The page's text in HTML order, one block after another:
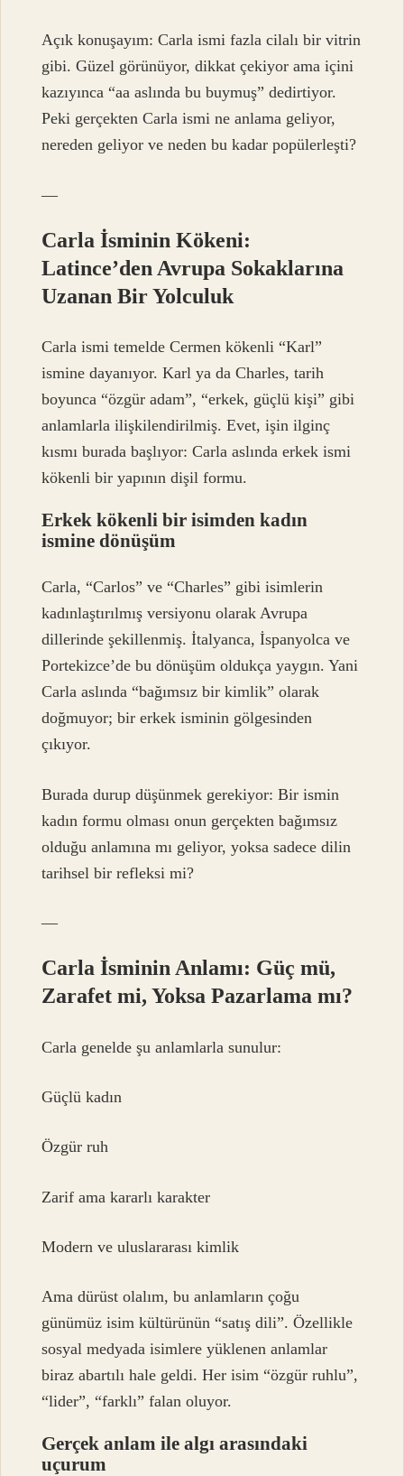
Açık konuşayım: Carla ismi fazla cilalı bir vitrin
gibi. Güzel görünüyor, dikkat çekiyor ama içini
kazıyınca “aa aslında bu buymuş” dedirtiyor.
Peki gerçekten Carla ismi ne anlama geliyor,
nereden geliyor ve neden bu kadar popülerleşti?
—
Carla İsminin Kökeni:
Latince’den Avrupa Sokaklarına
Uzanan Bir Yolculuk
Carla ismi temelde Cermen kökenli “Karl”
ismine dayanıyor. Karl ya da Charles, tarih
boyunca “özgür adam”, “erkek, güçlü kişi” gibi
anlamlarla ilişkilendirilmiş. Evet, işin ilginç
kısmı burada başlıyor: Carla aslında erkek ismi
kökenli bir yapının dişil formu.
Erkek kökenli bir isimden kadın
ismine dönüşüm
Carla, “Carlos” ve “Charles” gibi isimlerin
kadınlaştırılmış versiyonu olarak Avrupa
dillerinde şekillenmiş. İtalyanca, İspanyolca ve
Portekizce’de bu dönüşüm oldukça yaygın. Yani
Carla aslında “bağımsız bir kimlik” olarak
doğmuyor; bir erkek isminin gölgesinden
çıkıyor.
Burada durup düşünmek gerekiyor: Bir ismin
kadın formu olması onun gerçekten bağımsız
olduğu anlamına mı geliyor, yoksa sadece dilin
tarihsel bir refleksi mi?
—
Carla İsminin Anlamı: Güç mü,
Zarafet mi, Yoksa Pazarlama mı?
Carla genelde şu anlamlarla sunulur:
Güçlü kadın
Özgür ruh
Zarif ama kararlı karakter
Modern ve uluslararası kimlik
Ama dürüst olalım, bu anlamların çoğu
günümüz isim kültürünün “satış dili”. Özellikle
sosyal medyada isimlere yüklenen anlamlar
biraz abartılı hale geldi. Her isim “özgür ruhlu”,
“lider”, “farklı” falan oluyor.
Gerçek anlam ile algı arasındaki
uçurum